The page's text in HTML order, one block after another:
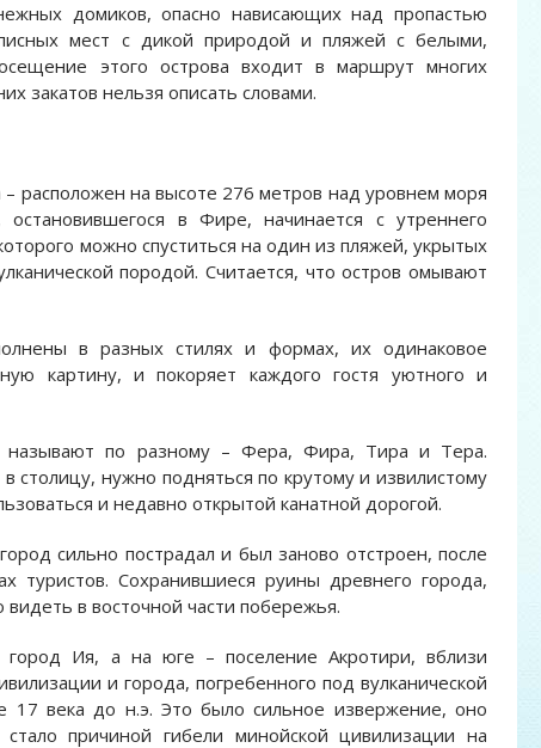
домиков, опасно нависающих над пропастью
мест с дикой природой и пляжей с белыми,
этого острова входит в маршрут многих
закатов нельзя описать словами.
расположен на высоте 276 метров над уровнем моря
в Фире, начинается с утреннего
можно спуститься на один из пляжей, укрытых
породой. Считается, что остров омывают
в разных стилях и формах, их одинаковое
картину, и покоряет каждого гостя уютного и
называют по разному – Фера, Фира, Тира и Тера.
столицу, нужно подняться по крутому и извилистому
и недавно открытой канатной дорогой.
сильно пострадал и был заново отстроен, после
туристов. Сохранившиеся руины древнего города,
в восточной части побережья.
город Ия, а на юге – поселение Акротири, вблизи
и города, погребенного под вулканической
17 века до н.э. Это было сильное извержение, оно
причиной гибели минойской цивилизации на